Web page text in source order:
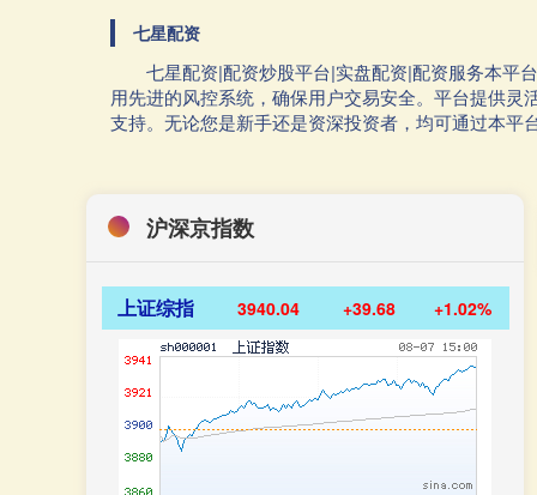
七星配资
七星配资|配资炒股平台|实盘配资|配资服务本平
用先进的风控系统，确保用户交易安全。平台提供
支持。无论您是新手还是资深投资者，均可通过本平
沪深京指数
上证综指 3940.04 +39.68 +1.02%